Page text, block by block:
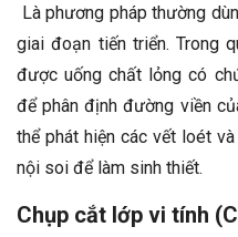
Là phương pháp thường
giai đoạn tiến triển. Trong
được uống chất lỏng có
để phân định đường viền
thể phát hiện các vết loét
nội soi để làm sinh thiết.
Chụp cắt lớp vi tính